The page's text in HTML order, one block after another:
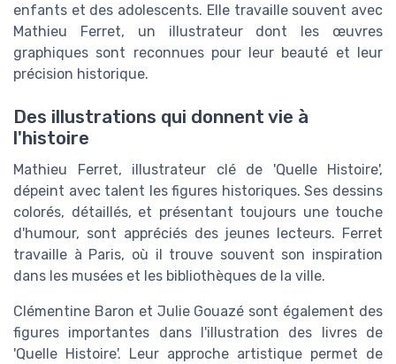
enfants et des adolescents. Elle travaille souvent avec
Mathieu Ferret, un illustrateur dont les œuvres
graphiques sont reconnues pour leur beauté et leur
précision historique.
Des illustrations qui donnent vie à
l'histoire
Mathieu Ferret, illustrateur clé de 'Quelle Histoire',
dépeint avec talent les figures historiques. Ses dessins
colorés, détaillés, et présentant toujours une touche
d'humour, sont appréciés des jeunes lecteurs. Ferret
travaille à Paris, où il trouve souvent son inspiration
dans les musées et les bibliothèques de la ville.
Clémentine Baron et Julie Gouazé sont également des
figures importantes dans l'illustration des livres de
'Quelle Histoire'. Leur approche artistique permet de